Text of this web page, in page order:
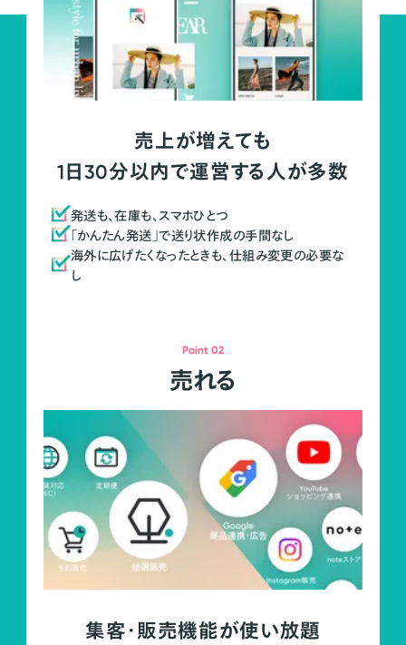
売上が増えても
1日30分以内で運営する人が多数
発送も、在庫も、スマホひとつ
「かんたん発送」で送り状作成の手間なし
海外に広げたくなったときも、仕組み変更の必要な
し
Point 02
売れる
集客・販売機能が使い放題